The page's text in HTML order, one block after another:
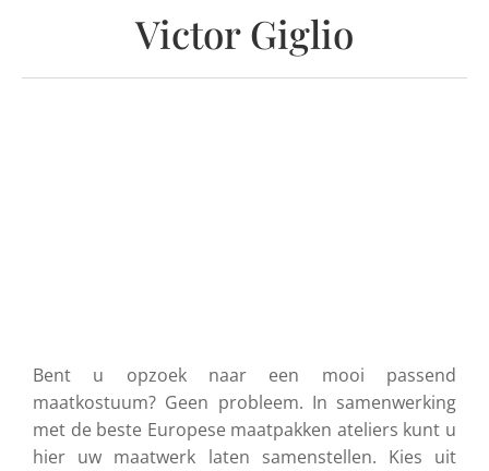
Victor Giglio
Bent u opzoek naar een mooi passend
maatkostuum? Geen probleem. In samenwerking
met de beste Europese maatpakken ateliers kunt u
hier uw maatwerk laten samenstellen. Kies uit